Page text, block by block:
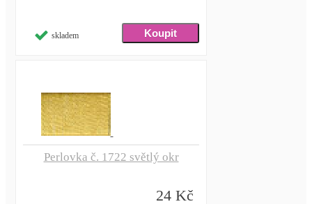
skladem
Perlovka č. 1722 světlý okr
24 Kč